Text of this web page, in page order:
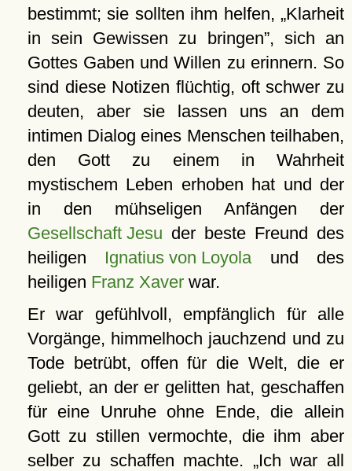
bestimmt; sie sollten ihm helfen,
Klarheit
in sein Gewissen zu bringen , sich an
Gottes Gaben und Willen zu erinnern. So
sind diese Notizen flüchtig, oft schwer zu
deuten, aber sie lassen uns an dem
intimen Dialog eines Menschen teilhaben,
den Gott zu einem in Wahrheit
mystischem Leben erhoben hat und der
in den mühseligen Anfängen der
Gesellschaft Jesu der beste Freund des
heiligen Ignatius von Loyolaund des
heiligen Franz Xaverwar.
Er war gefühlvoll, empfänglich für alle
Vorgänge, himmelhoch jauchzend und zu
Tode betrübt, offen für die Welt, die er
geliebt, an der er gelitten hat, geschaffen
für eine Unruhe ohne Ende, die allein
Gott zu stillen vermochte, die ihm aber
selber zu schaffen machte.
Ich war all